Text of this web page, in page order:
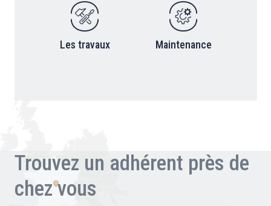
Les travaux Maintenance
Trouvez un adhérent près de
chez vous